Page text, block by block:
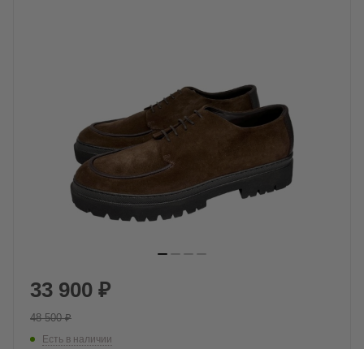
33 900 ₽
48 500₽
Есть в наличии